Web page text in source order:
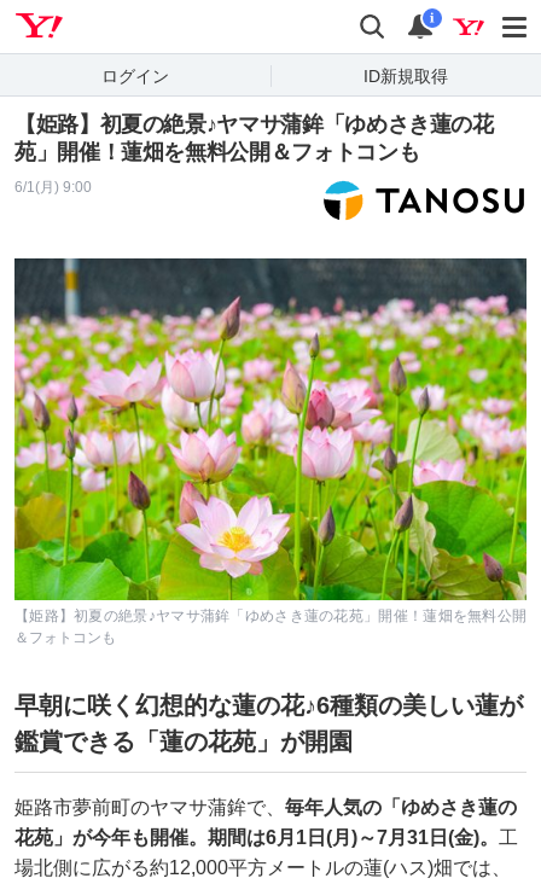
検索 通知
i
ログイン ID新規取得
【姫路】初夏の絶景♪ヤマサ蒲鉾「ゆめさき蓮の花
苑」開催！蓮畑を無料公開＆フォトコンも
6/1(月) 9:00
【姫路】初夏の絶景♪ヤマサ蒲鉾「ゆめさき蓮の花苑」開催！蓮畑を無料公開
＆フォトコンも
早朝に咲く幻想的な蓮の花♪6種類の美しい蓮が
鑑賞できる「蓮の花苑」が開園
姫路市夢前町のヤマサ蒲鉾で、 毎年人気の「ゆめさき蓮の
花苑」が今年も開催。期間は6月1日(月)～7月31日(金)。 工
場北側に広がる約12,000平方メートルの蓮(ハス)畑では、